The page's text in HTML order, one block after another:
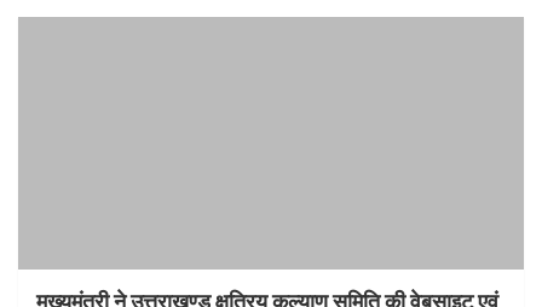
मुख्यमंत्री ने उत्तराखण्ड क्षत्रिय कल्याण समिति की वेबसाइट एवं